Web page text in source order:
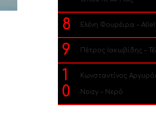
8 Ελένη Φουρέιρα –
9 Πέτρος Ιακωβίδης –
1
0
Κωνσταντίνος
Noizy – Νερό